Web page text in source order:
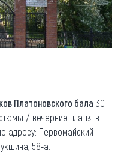
Платоновского бала 30
/ вечерние платья в
адресу: Первомайский
58-а.